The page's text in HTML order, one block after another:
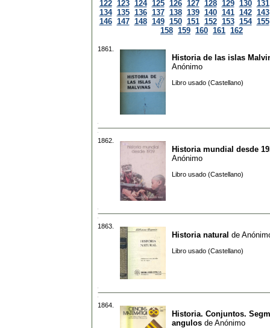
122 123 124 125 126 127 128 129 130 131
134 135 136 137 138 139 140 141 142 143
146 147 148 149 150 151 152 153 154 155
158 159 160 161 162
1861.
Historia de las islas
Anónimo
Libro usado (Castellano)
1862.
Historia mundial desde
Anónimo
Libro usado (Castellano)
1863.
Historia natural de
Libro usado (Castellano)
1864.
Historia. Conjuntos.
angulos de Anónimo